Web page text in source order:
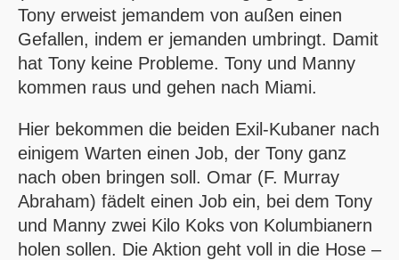
Tony erweist jemandem von außen einen
Gefallen, indem er jemanden umbringt. Damit
hat Tony keine Probleme. Tony und Manny
kommen raus und gehen nach Miami.
Hier bekommen die beiden Exil-Kubaner nach
einigem Warten einen Job, der Tony ganz
nach oben bringen soll. Omar (F. Murray
Abraham) fädelt einen Job ein, bei dem Tony
und Manny zwei Kilo Koks von Kolumbianern
holen sollen. Die Aktion geht voll in die Hose –